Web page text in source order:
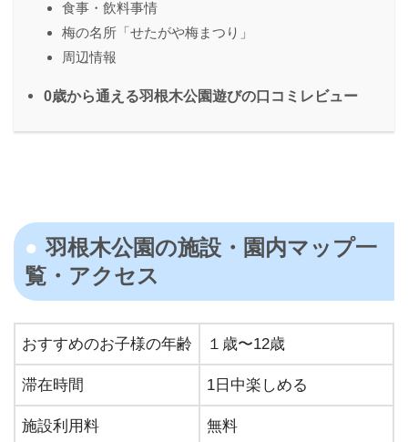
⾷事・飲料事情
梅の名所「せたがや梅まつり」
周辺情報
0歳から通える羽根木公園遊びの⼝コミレビュー
羽根木公園の施設・園内マップ⼀
覧・アクセス
おすすめのお⼦様の年齢 １歳〜12歳
滞在時間 1⽇中楽しめる
施設利⽤料 無料